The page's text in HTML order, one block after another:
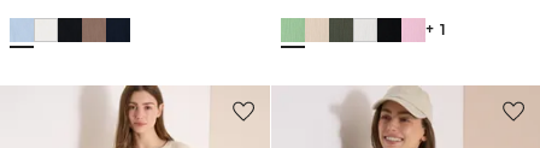
+ 1